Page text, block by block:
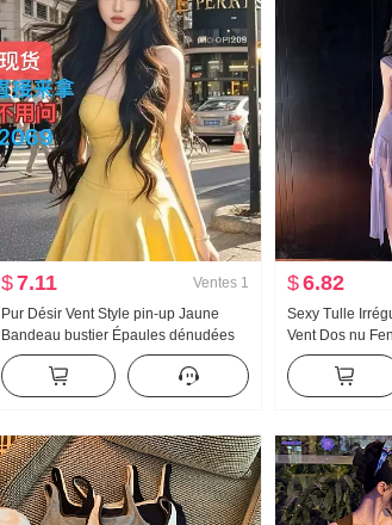
$7.11 Ventes 1
Pur Désir Vent Style pin-up Jaune
Bandeau bustier Épaules dénudées
Un mot Mini-jupe Femme Printemps
Été Nouveau Conception Sens Sans
manches Robe
$6.82
Sexy Tulle
Vent Dos nu
Longueur mi-